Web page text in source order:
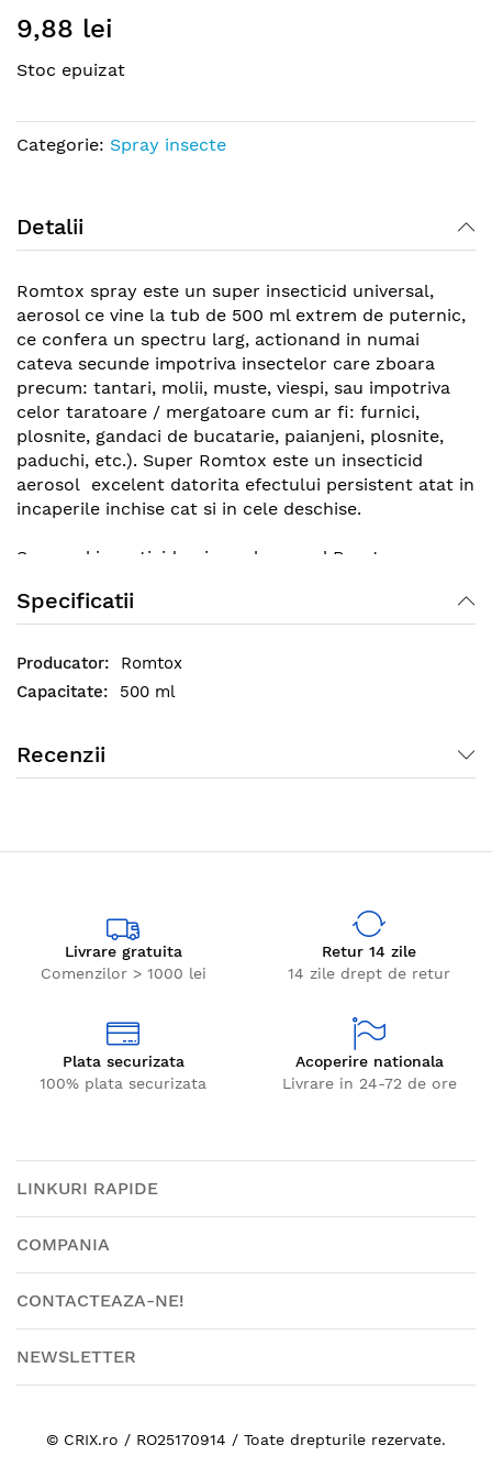
to
beginning
the
images
9,88 lei
Stoc epuizat
Categorie: Spray insecte
Detalii
Romtox spray este un super insecticid universal,
aerosol ce vine la tub de 500 ml extrem de puternic,
ce confera un spectru larg, actionand in numai
cateva secunde impotriva insectelor care zboara
precum: tantari, molii, muste, viespi, sau impotriva
celor taratoare / mergatoare cum ar fi: furnici,
plosnite, gandaci de bucatarie, paianjeni, plosnite,
paduchi, etc.). Super Romtox este un insecticid
aerosol excelent datorita efectului persistent atat in
incaperile inchise cat si in cele deschise.
Spray-ul insecticid universal aerosol Romtox nu
ci si ofera un parfum placut incaperii respective, o
buna perioada de timp. Este indicat sa pastrati
flaconul in locuri aerisite, inaccesibile copiilor.
Specificatii
Romtox
500 ml
Recenzii
Livrare gratuita
Comenzilor > 1000 lei
Retur 14 zile
14 zile drept de retur
Plata securizata
100% plata securizata
Acoperire nationala
Livrare in 24-72 de ore
LINKURI RAPIDE
COMPANIA
CONTACTEAZA-NE!
NEWSLETTER
© CRIX.ro / RO25170914 / Toate drepturile rezervate.